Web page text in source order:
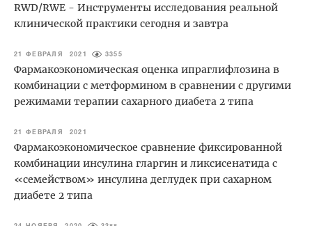
RWD/RWE - Инструменты исследования реальной
клинической практики сегодня и завтра
21 ФЕВРАЛЯ 2021 3355
Фармакоэкономическая оценка ипраглифлозина в
комбинации с метформином в сравнении с другими
режимами терапии сахарного диабета 2 типа
21 ФЕВРАЛЯ 2021
Фармакоэкономическое сравнение фиксированной
комбинации инсулина гларгин и ликсисенатида с
«семейством» инсулина деглудек при сахарном
диабете 2 типа